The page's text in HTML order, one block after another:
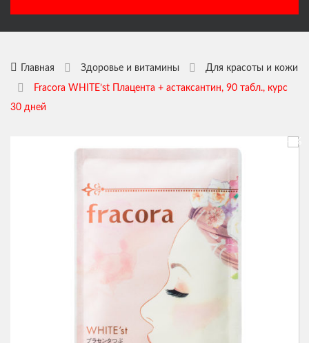
ГЛАВНАЯ
КАТАЛОГ
Японские продукты
Товары для здоровья
Товары для детей
Уход за лицом
НОВОСТИ
ОБРАТНАЯ СВЯЗЬ
Главная Здоровье и витамины Для красоты и кожи
Fracora WHITE’st Плацента + астаксантин, 90 табл., курс
30 дней
-5%